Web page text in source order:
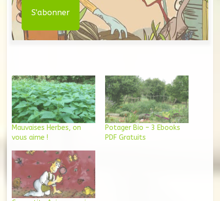
Mauvaises Herbes, on
vous aime !
Potager Bio – 3 Ebooks
PDF Gratuits